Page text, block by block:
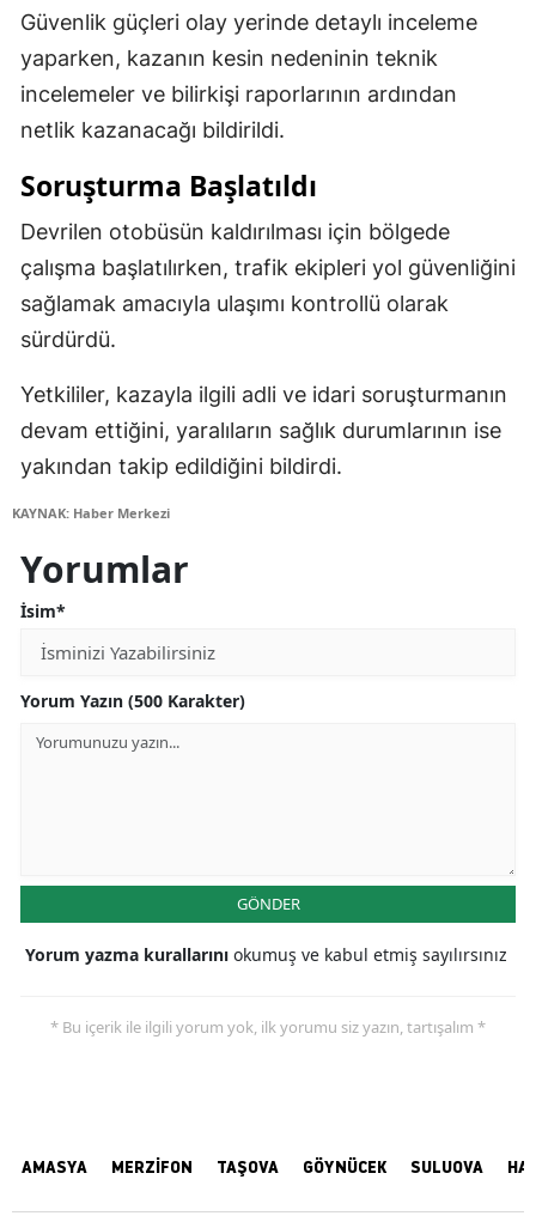
Güvenlik güçleri olay yerinde detaylı inceleme
yaparken, kazanın kesin nedeninin teknik
incelemeler ve bilirkişi raporlarının ardından
netlik kazanacağı bildirildi.
Soruşturma Başlatıldı
Devrilen otobüsün kaldırılması için bölgede
çalışma başlatılırken, trafik ekipleri yol güvenliğini
sağlamak amacıyla ulaşımı kontrollü olarak
sürdürdü.
Yetkililer, kazayla ilgili adli ve idari soruşturmanın
devam ettiğini, yaralıların sağlık durumlarının ise
yakından takip edildiğini bildirdi.
KAYNAK: Haber Merkezi
Yorumlar
İsim*
Yorum Yazın (500 Karakter)
GÖNDER
Yorum yazma kurallarını okumuş ve kabul etmiş sayılırsınız
* Bu içerik ile ilgili yorum yok, ilk yorumu siz yazın, tartışalım *
AMASYA MERZİFON TAŞOVA GÖYNÜCEK SULUOVA